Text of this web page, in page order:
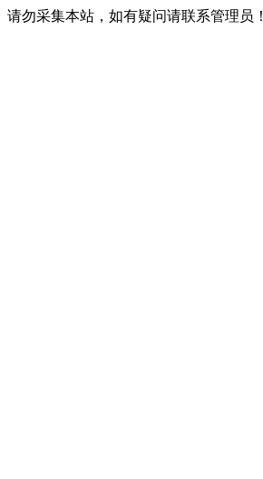
请勿采集本站，如有疑问请联系管理员！